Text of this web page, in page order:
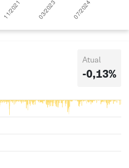
Atual
-0,13%